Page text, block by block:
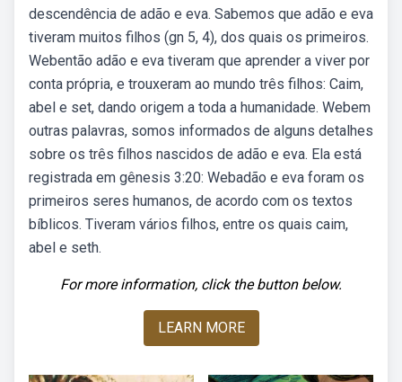
descendência de adão e eva. Sabemos que adão e eva
tiveram muitos filhos (gn 5, 4), dos quais os primeiros.
Webentão adão e eva tiveram que aprender a viver por
conta própria, e trouxeram ao mundo três filhos: Caim,
abel e set, dando origem a toda a humanidade. Webem
outras palavras, somos informados de alguns detalhes
sobre os três filhos nascidos de adão e eva. Ela está
registrada em gênesis 3:20: Webadão e eva foram os
primeiros seres humanos, de acordo com os textos
bíblicos. Tiveram vários filhos, entre os quais caim,
abel e seth.
For more information, click the button below.
LEARN MORE